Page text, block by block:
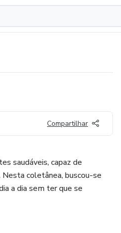
Compartilhar
saudáveis, capaz de
coletânea, buscou-se
a dia sem ter que se